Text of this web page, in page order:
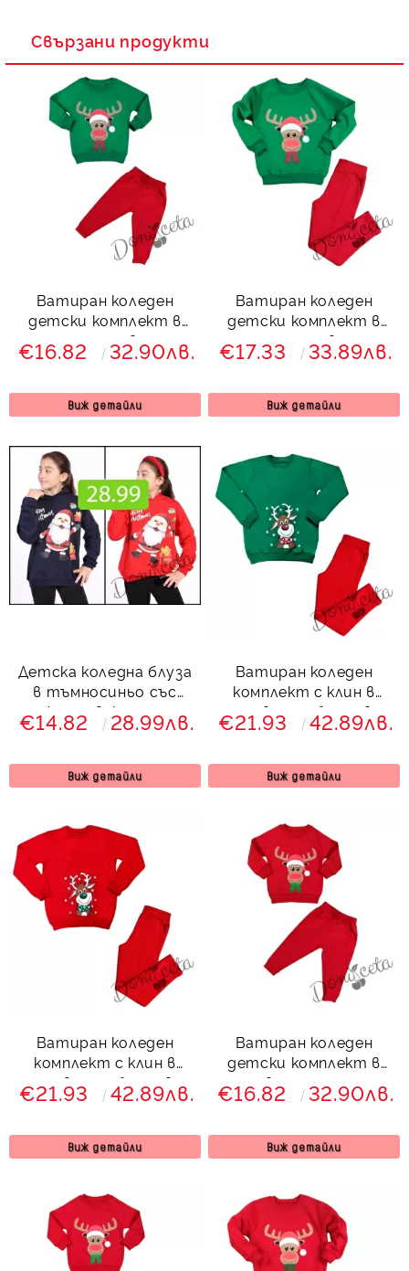
Свързани продукти
Ватиран коледен
детски комплект в
зелено и червено с
еленче 8455567
€16.82 32.90лв.
Виж детайли
Ватиран коледен
детски комплект в
зелено и червено с
клин и еленче 8466657
€17.33 33.89лв.
Виж детайли
Детска коледна блуза
в тъмносиньо със
снежен човек и надпис
€14.82 28.99лв.
Виж детайли
Ватиран коледен
комплект с клин в
червено с блуза в
зелено с елен
€21.93 42.89лв.
Виж детайли
Ватиран коледен
комплект с клин в
червено с блуза в
червено с елен
€21.93 42.89лв.
Виж детайли
Ватиран коледен
детски комплект в
червено с еленче
8544663
€16.82 32.90лв.
Виж детайли